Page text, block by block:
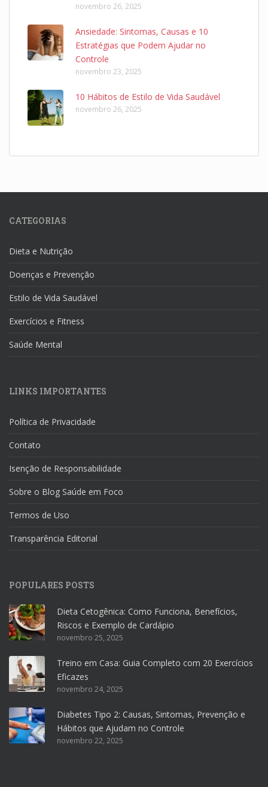
novembro 26, 2025
Ansiedade: Sintomas, Causas e 10
Estratégias que Podem Ajudar no
Controle
novembro 23, 2025
10 Hábitos de Estilo de Vida Saudável
novembro 26, 2025
CATEGORIAS
Dieta e Nutrição
Doenças e Prevenção
Estilo de Vida Saudável
Exercícios e Fitness
Saúde Mental
LINKS IMPORTANTES
Política de Privacidade
Contato
Isenção de Responsabilidade
Sobre o Blog Saúde em Foco
Termos de Uso
Transparência Editorial
POPULARES POSTS
Dieta Cetogênica: Como Funciona, Benefícios,
Riscos e Exemplo de Cardápio
novembro 25, 2025
Treino em Casa: Guia Completo com 20 Exercícios
Eficazes
novembro 24, 2025
Diabetes Tipo 2: Causas, Sintomas, Prevenção e
Hábitos que Ajudam no Controle
novembro 22, 2025